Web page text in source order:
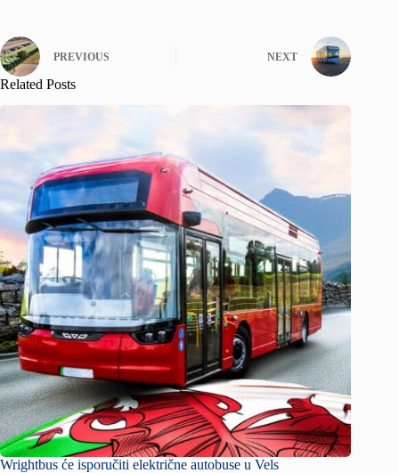
PREVIOUS NEXT
Related Posts
Wrightbus će isporučiti električne autobuse u Vels